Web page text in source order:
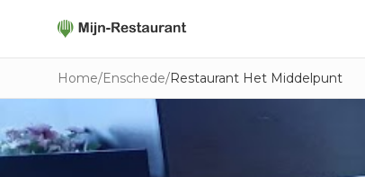
Home/Enschede/Restaurant Het Middelpunt